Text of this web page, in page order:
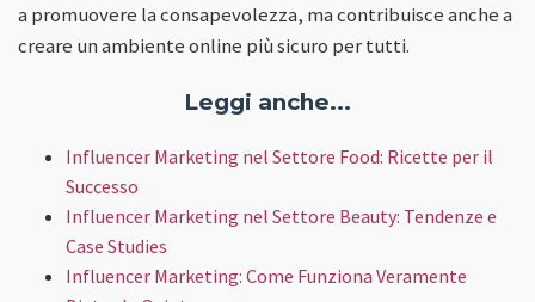
a promuovere la consapevolezza, ma contribuisce anche a
creare un ambiente online più sicuro per tutti.
Leggi anche...
Influencer Marketing nel Settore Food: Ricette per il
Successo
Influencer Marketing nel Settore Beauty: Tendenze e
Case Studies
Influencer Marketing: Come Funziona Veramente